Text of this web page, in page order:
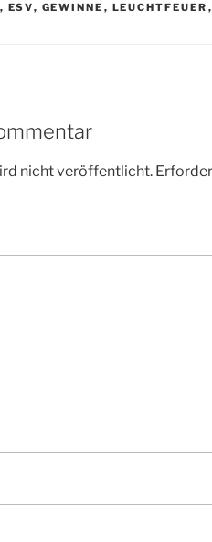
, ESV, GEWINNE , LEUCHTFEUER ,
nicht veröffentlicht.